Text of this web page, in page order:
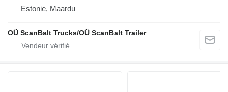
Estonie, Maardu
OÜ ScanBalt Trucks/OÜ ScanBalt Trailer